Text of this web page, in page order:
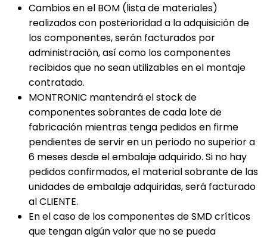
Cambios en el BOM (lista de materiales)
realizados con posterioridad a la adquisición de
los componentes, serán facturados por
administración, así como los componentes
recibidos que no sean utilizables en el montaje
contratado.
MONTRONIC mantendrá el stock de
componentes sobrantes de cada lote de
fabricación mientras tenga pedidos en firme
pendientes de servir en un periodo no superior a
6 meses desde el embalaje adquirido. Si no hay
pedidos confirmados, el material sobrante de las
unidades de embalaje adquiridas, será facturado
al CLIENTE.
En el caso de los componentes de SMD críticos
que tengan algún valor que no se pueda